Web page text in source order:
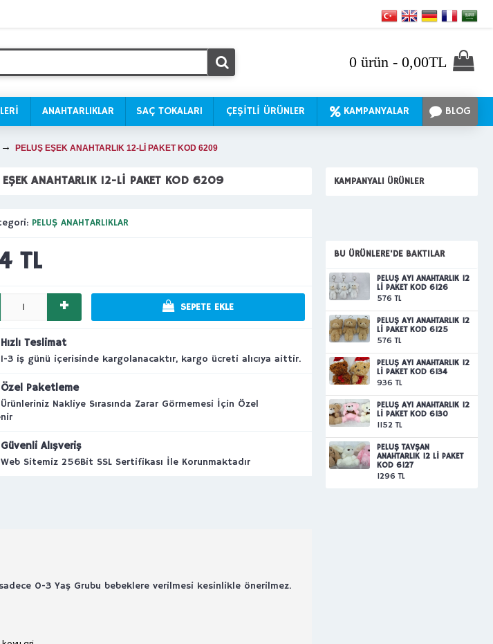
0 ürün - 0,00TL
ANAHTARLIKLAR SAÇ TOKALARI ÇEŞİTLİ ÜRÜNLER KAMPANYALAR BLOG
PELUŞ EŞEK ANAHTARLIK 12-Lİ PAKET KOD 6209
KAMPANYALI ÜRÜNLER
BU ÜRÜNLERE'DE BAKTILAR
PELUŞ AYI ANAHTARLIK 12
Lİ PAKET KOD 6126
576 TL
PELUŞ AYI ANAHTARLIK 12
Lİ PAKET KOD 6125
576 TL
PELUŞ AYI ANAHTARLIK 12
Lİ PAKET KOD 6134
936 TL
PELUŞ AYI ANAHTARLIK 12
Lİ PAKET KOD 6130
1152 TL
PELUŞ TAVŞAN
ANAHTARLIK 12 Lİ PAKET
KOD 6127
1296 TL
EŞEK ANAHTARLIK 12-Lİ PAKET KOD 6209
PELUŞ ANAHTARLIKLAR
TL
+ SEPETE EKLE
Hızlı Teslimat
1-3 iş günü içerisinde kargolanacaktır, kargo ücreti alıcıya aittir.
Özel Paketleme
Ürünleriniz Nakliye Sırasında Zarar Görmemesi İçin Özel
Güvenli Alışveriş
Web Sitemiz 256Bit SSL Sertifikası İle Korunmaktadır
0-3 Yaş Grubu bebeklere verilmesi kesinlikle önerilmez.